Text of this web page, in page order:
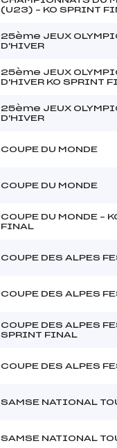
(U23) – KO SPRINT
25ème JEUX
D'HIVER
25ème JEUX
D'HIVER KO SPRINT
25ème JEUX
D'HIVER
COUPE DU MONDE
COUPE DU MONDE
COUPE DU MONDE –
FINAL
COUPE DES ALPES
COUPE DES ALPES
COUPE DES ALPES
SPRINT FINAL
COUPE DES ALPES
SAMSE NATIONAL
SAMSE NATIONAL